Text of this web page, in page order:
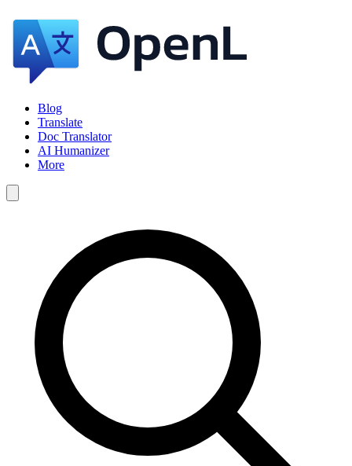
Blog
Translate
Doc Translator
AI Humanizer
More